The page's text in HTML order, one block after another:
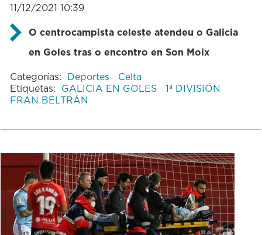
11/12/2021 10:39
O centrocampista celeste atendeu o Galicia
en Goles tras o encontro en Son Moix
Categorías: Deportes
Celta
Etiquetas: GALICIA EN GOLES
1ª DIVISIÓN
FRAN BELTRÁN